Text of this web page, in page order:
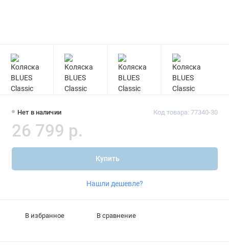
Нет в наличии Код товара: 77340-30
26 799 р.
Купить
Нашли дешевле?
В избранное В сравнение